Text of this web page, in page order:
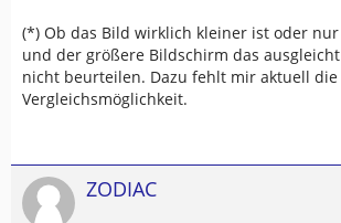
(*) Ob das Bild wirklich kleiner ist oder
und der größere Bildschirm das
nicht beurteilen. Dazu fehlt mir aktuell die
Vergleichsmöglichkeit.
ZODIAC